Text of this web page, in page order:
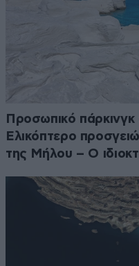
Προσωπικό
Ελικόπτερο
της Μήλου – Ο